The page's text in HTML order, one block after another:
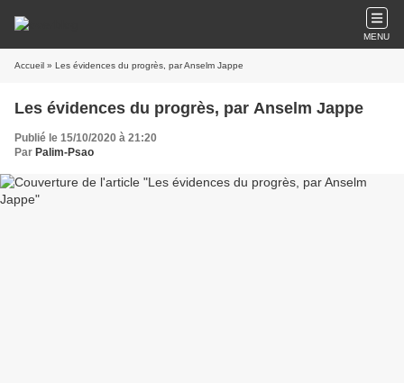
MENU
Accueil » Les évidences du progrès, par Anselm Jappe
Les évidences du progrès, par Anselm Jappe
Publié le 15/10/2020 à 21:20
Par Palim-Psao